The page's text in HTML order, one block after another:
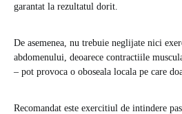
garantat la rezultatul dorit.
De asemenea, nu trebuie neglijate nici
abdomenului, deoarece contractiile
– pot provoca o oboseala locala pe care
Recomandat este exercitiul de intindere